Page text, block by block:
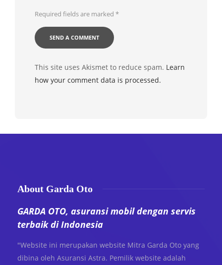
Required fields are marked *
This site uses Akismet to reduce spam. Learn
how your comment data is processed.
About Garda Oto
GARDA OTO, asuransi mobil dengan servis
terbaik di Indonesia
"Website ini merupakan website Mitra Garda Oto yang
dibina oleh Asuransi Astra. Pemilik website adalah